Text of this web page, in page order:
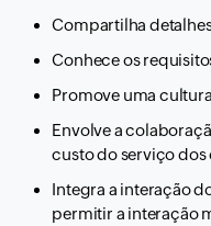
Compartilha
Conhece os
Promove uma
Envolve a
custo do serviço dos
Integra a interação
permitir a interação